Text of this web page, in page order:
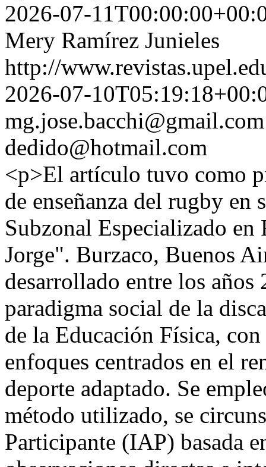
2026-07-
Mery Ramírez Junieles
http://
2026-07-
mg.jose.bacchi@gmail.com
dedido@hotmail.com
<p>El artículo tuvo como
de enseñanza del rugby en
Subzonal Especializado
Jorge". Burzaco, Buenos
desarrollado entre los
paradigma social de la
de la Educación Física,
enfoques centrados en el
deporte adaptado. Se
método utilizado, se
Participante (IAP) basada